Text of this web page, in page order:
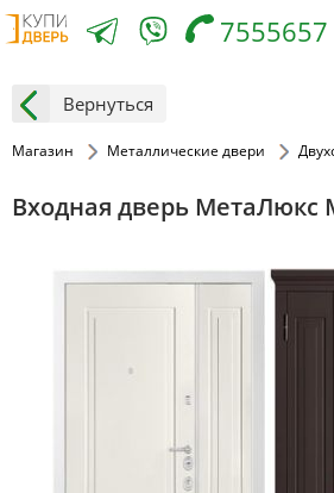
7555657
Вернуться
Магазин Металлические двери
Входная дверь МетаЛюкс